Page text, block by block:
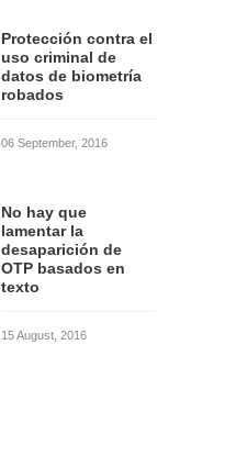
Protección contra el
uso criminal de
datos de biometría
robados
06 September, 2016
No hay que
lamentar la
desaparición de
OTP basados en
texto
15 August, 2016